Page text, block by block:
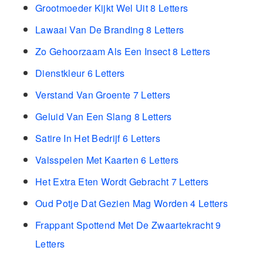
Grootmoeder Kijkt Wel Uit 8 Letters
Lawaai Van De Branding 8 Letters
Zo Gehoorzaam Als Een Insect 8 Letters
Dienstkleur 6 Letters
Verstand Van Groente 7 Letters
Geluid Van Een Slang 8 Letters
Satire In Het Bedrijf 6 Letters
Valsspelen Met Kaarten 6 Letters
Het Extra Eten Wordt Gebracht 7 Letters
Oud Potje Dat Gezien Mag Worden 4 Letters
Frappant Spottend Met De Zwaartekracht 9
Letters